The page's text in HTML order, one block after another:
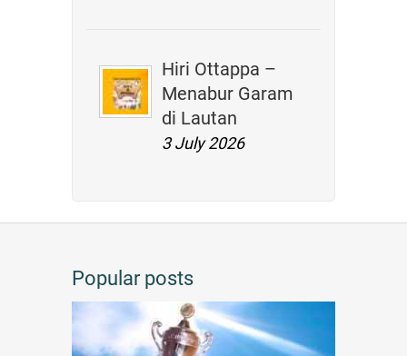
Hiri Ottappa –
Menabur Garam
di Lautan
3 July 2026
Popular posts